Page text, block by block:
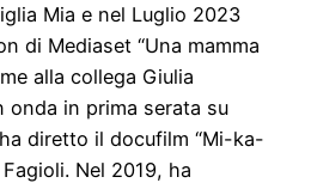
Mia e nel Luglio 2023
di Mediaset “Una mamma
alla collega Giulia
onda in prima serata su
diretto il docufilm “Mi-ka-
Nel 2019, ha